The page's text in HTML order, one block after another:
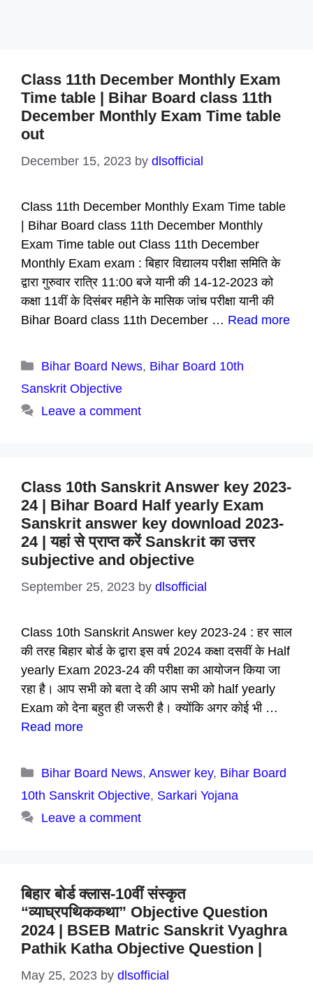
Class 11th December Monthly Exam
Time table | Bihar Board class 11th
December Monthly Exam Time table
out
December 15, 2023 by dlsofficial
Class 11th December Monthly Exam Time table
| Bihar Board class 11th December Monthly
Exam Time table out Class 11th December
Monthly Exam exam : बिहार विद्यालय परीक्षा समिति के
द्वारा गुरुवार रात्रि 11:00 बजे यानी की 14-12-2023 को
कक्षा 11वीं के दिसंबर महीने के मासिक जांच परीक्षा यानी की
Bihar Board class 11th December … Read more
Categories
Bihar Board News, Bihar Board 10th
Sanskrit Objective
Leave a comment
Class 10th Sanskrit Answer key 2023-
24 | Bihar Board Half yearly Exam
Sanskrit answer key download 2023-
24 | यहां से प्राप्त करें Sanskrit का उत्तर
subjective and objective
September 25, 2023 by dlsofficial
Class 10th Sanskrit Answer key 2023-24 : हर साल
की तरह बिहार बोर्ड के द्वारा इस वर्ष 2024 कक्षा दसवीं के Half
yearly Exam 2023-24 की परीक्षा का आयोजन किया जा
रहा है। आप सभी को बता दे की आप सभी को half yearly
Exam को देना बहुत ही जरूरी है। क्योंकि अगर कोई भी …
Read more
Categories
Bihar Board News, Answer key, Bihar Board
10th Sanskrit Objective, Sarkari Yojana
Leave a comment
बिहार बोर्ड क्लास-10वीं संस्कृत
“व्याघ्रपथिककथा” Objective Question
2024 | BSEB Matric Sanskrit Vyaghra
Pathik Katha Objective Question |
May 25, 2023 by dlsofficial